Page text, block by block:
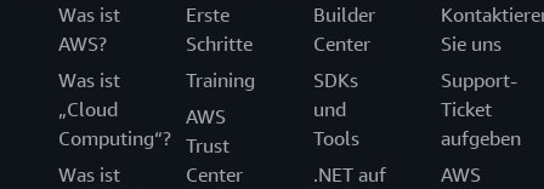
Was ist
AWS?
Was ist
„Cloud
Computing“?
Was ist
Erste
Schritte
Training
AWS
Trust
Center
Builder
Center
SDKs
und
Tools
.NET auf
Sie uns
Support-
Ticket
aufgeben
AWS